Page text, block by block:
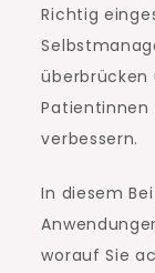
Richtig
überbrücken
Patientinnen
verbessern.
In diesem
worauf Sie